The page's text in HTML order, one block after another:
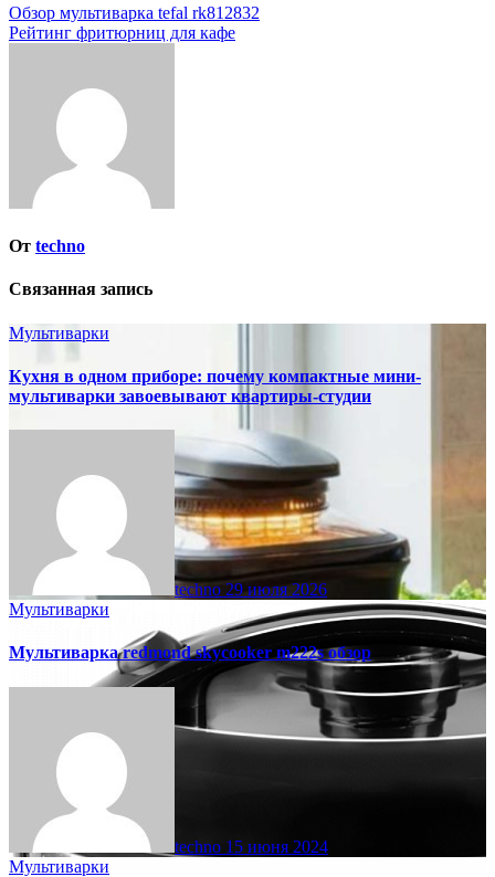
Навигация
по
Обзор мультиварка tefal rk812832
Рейтинг фритюрниц для кафе
От techno
Связанная запись
Мультиварки
Кухня в одном приборе: почему компактные мини-
мультиварки завоевывают квартиры-студии
techno 29 июля 2026
Мультиварки
Мультиварка redmond skycooker m222s обзор
techno 15 июня 2024
Мультиварки